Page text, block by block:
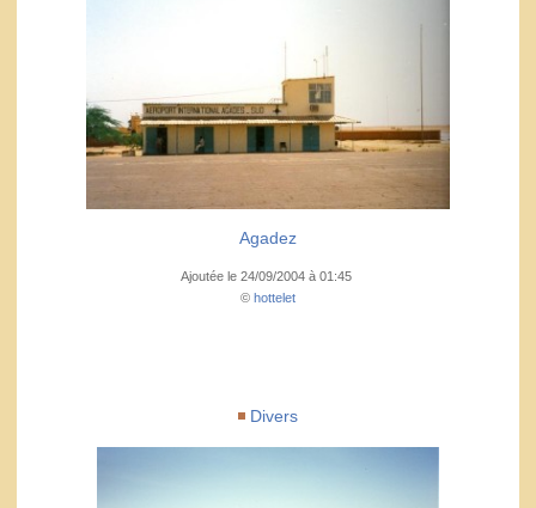
Agadez
Ajoutée le 24/09/2004 à 01:45
© hottelet
Divers